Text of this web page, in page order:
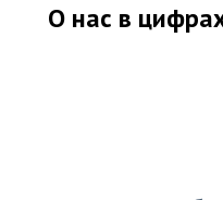
О нас в